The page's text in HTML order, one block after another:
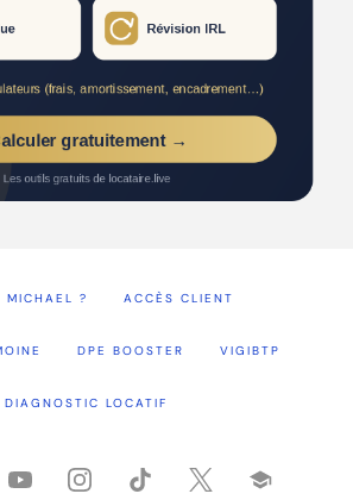
MICHAEL ? ACCÈS CLIENT
DPE BOOSTER VIGIBTP
DIAGNOSTIC LOCATIF